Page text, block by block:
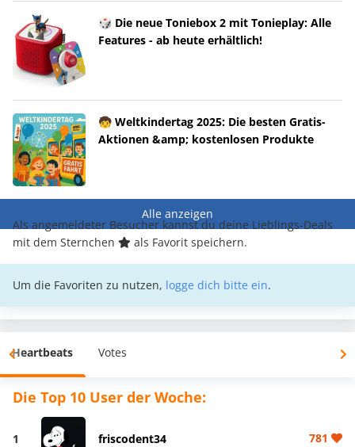
🎲 Die neue Toniebox 2 mit Tonieplay: Alle
Features - ab heute erhältlich!
🧒 Weltkindertag 2025: Die besten Gratis-
Aktionen &amp; kostenlosen Produkte
Alle anzeigen
Als angemeldeter Besucher kannst du deine Lieblings-Deals
mit dem Sternchen
als Favorit speichern.
Um die Favoriten zu nutzen, logge dich bitte ein.
Heartbeats Votes
Die Top 10 User der Woche:
1 friscodent34 781